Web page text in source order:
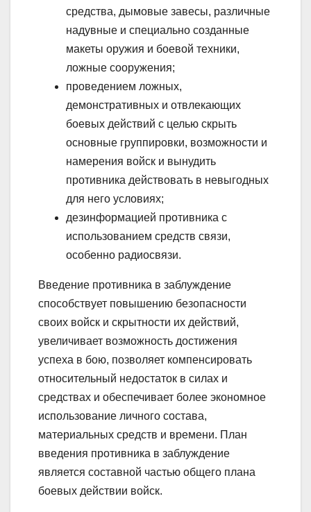
средства, дымовые завесы, различные
надувные и специально созданные
макеты оружия и боевой техники,
ложные сооружения;
проведением ложных,
демонстративных и отвлекающих
боевых действий с целью скрыть
основные группировки, возможности и
намерения войск и вынудить
противника действовать в невыгодных
для него условиях;
дезинформацией противника с
использованием средств связи,
особенно радиосвязи.
Введение противника в заблуждение
способствует повышению безопасности
своих войск и скрытности их действий,
увеличивает возможность достижения
успеха в бою, позволяет компенсировать
относительный недостаток в силах и
средствах и обеспечивает более экономное
использование личного состава,
материальных средств и времени. План
введения противника в заблуждение
является составной частью общего плана
боевых действии войск.